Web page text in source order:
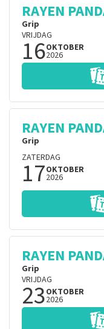
RAYEN
Grip
VRIJDAG
16OKTOBER
2026
RAYEN
Grip
ZATERDAG
17OKTOBER
2026
RAYEN
Grip
VRIJDAG
23OKTOBER
2026